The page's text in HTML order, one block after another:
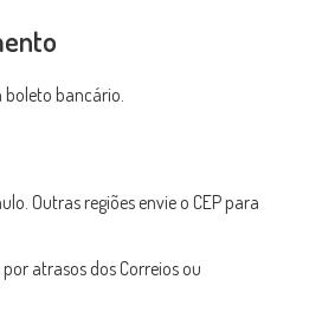
bancário.
Outras regiões envie o CEP para
atrasos dos Correios ou